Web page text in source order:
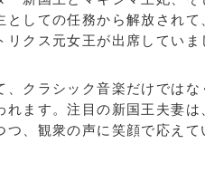
しての任務から解放されて
クス元女王が出席していま
クラシック音楽だけではな
ます。注目の新国王夫妻は
、観衆の声に笑顔で応えて